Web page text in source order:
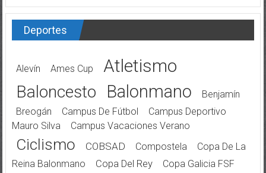
Deportes
Alevín Ames Cup Atletismo
Baloncesto Balonmano
Benjamín
Breogán
Campus De Fútbol
Campus Deportivo
Mauro Silva
Campus Vacaciones Verano
Ciclismo COBSAD Compostela
Copa De La
Reina Balonmano
Copa Del Rey
Copa Galicia FSF